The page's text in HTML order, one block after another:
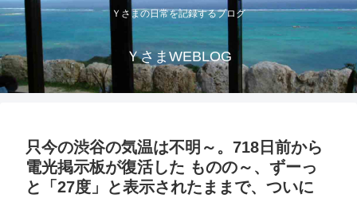
Ｙさまの日常を記録するブログ
ＹさまWEBLOG
只今の渋谷の気温は不明～。718日前から
電光掲示板が復活した ものの～、ずーっ
と「27度」と表示されたままで、ついに